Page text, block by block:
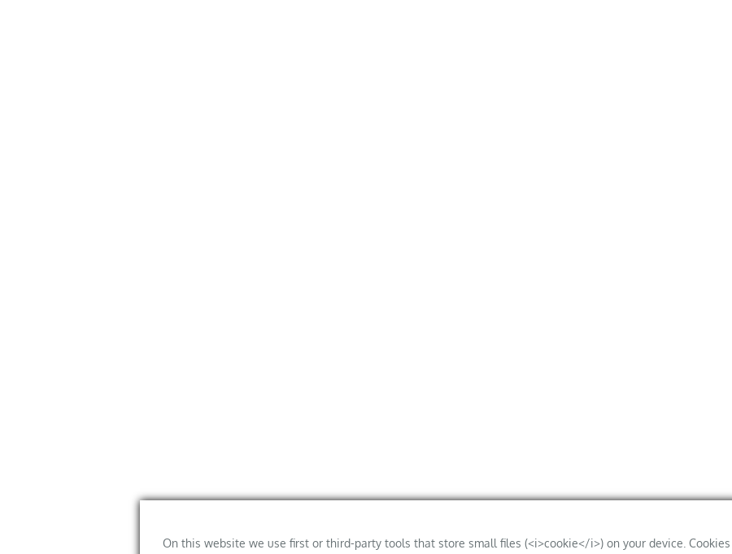
On this website we use first or third-party tools that store small files (<i>cookie</i>) on your device. Cookies